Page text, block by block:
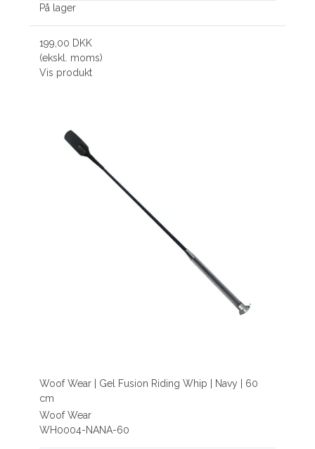
På lager
199,00 DKK
(ekskl. moms)
Vis produkt
Woof Wear | Gel Fusion Riding Whip | Navy | 60
cm
Woof Wear
WH0004-NANA-60